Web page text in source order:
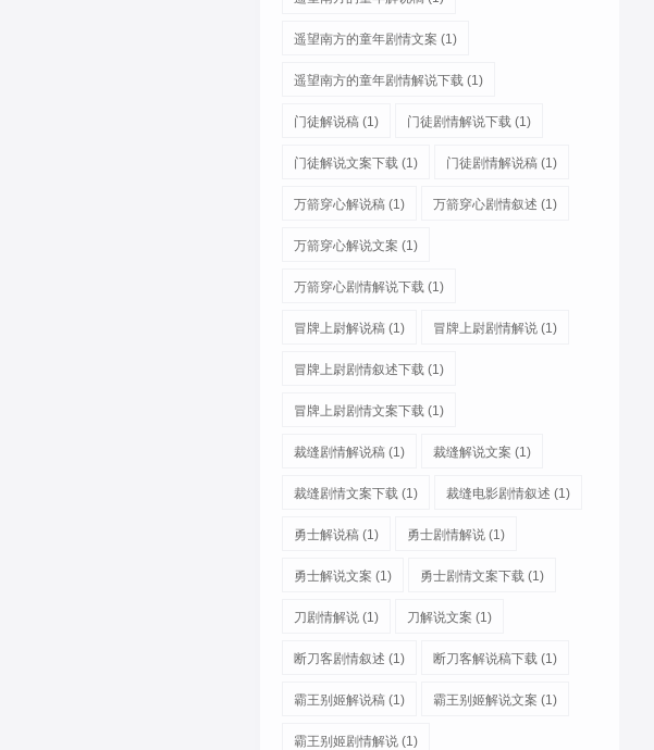
遥望南方的童年剧情文案 (1)
遥望南方的童年剧情解说下载 (1)
门徒解说稿 (1) 门徒剧情解说下载 (1)
门徒解说文案下载 (1) 门徒剧情解说稿 (1)
万箭穿心解说稿 (1) 万箭穿心剧情叙述 (1)
万箭穿心解说文案 (1)
万箭穿心剧情解说下载 (1)
冒牌上尉解说稿 (1) 冒牌上尉剧情解说 (1)
冒牌上尉剧情叙述下载 (1)
冒牌上尉剧情文案下载 (1)
裁缝剧情解说稿 (1) 裁缝解说文案 (1)
裁缝剧情文案下载 (1) 裁缝电影剧情叙述 (1)
勇士解说稿 (1) 勇士剧情解说 (1)
勇士解说文案 (1) 勇士剧情文案下载 (1)
刀剧情解说 (1) 刀解说文案 (1)
断刀客剧情叙述 (1) 断刀客解说稿下载 (1)
霸王别姬解说稿 (1) 霸王别姬解说文案 (1)
霸王别姬剧情解说 (1)